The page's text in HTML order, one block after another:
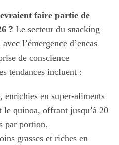
faire partie de
? Le secteur du snacking
l’émergence d’encas
de conscience
tendances incluent :
enrichies en super-aliments
quinoa, offrant jusqu’à 20
par portion.
grasses et riches en